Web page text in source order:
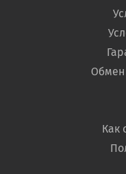
Обмен
Как